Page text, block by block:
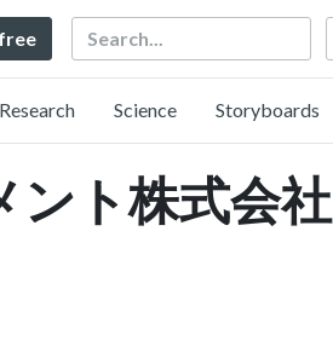
Search
Research Science Storyboards
ント株式会社